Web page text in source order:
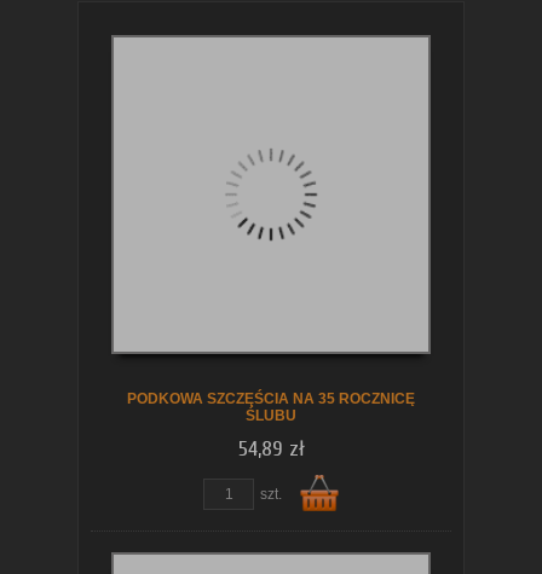
PODKOWA SZCZĘŚCIA NA 35 ROCZNICĘ
ŚLUBU
54,89 zł
szt.